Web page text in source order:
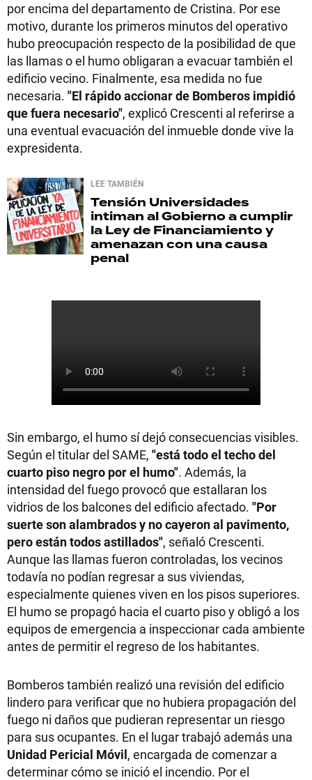
por encima del departamento de Cristina. Por ese
motivo, durante los primeros minutos del operativo
hubo preocupación respecto de la posibilidad de que
las llamas o el humo obligaran a evacuar también el
edificio vecino. Finalmente, esa medida no fue
necesaria. "El rápido accionar de Bomberos impidió
que fuera necesario", explicó Crescenti al referirse a
una eventual evacuación del inmueble donde vive la
expresidenta.
LEE TAMBIÉN
Tensión Universidades
intiman al Gobierno a cumplir
la Ley de Financiamiento y
amenazan con una causa
penal
Sin embargo, el humo sí dejó consecuencias visibles.
Según el titular del SAME, "está todo el techo del
cuarto piso negro por el humo". Además, la
intensidad del fuego provocó que estallaran los
vidrios de los balcones del edificio afectado. "Por
suerte son alambrados y no cayeron al pavimento,
pero están todos astillados", señaló Crescenti.
Aunque las llamas fueron controladas, los vecinos
todavía no podían regresar a sus viviendas,
especialmente quienes viven en los pisos superiores.
El humo se propagó hacia el cuarto piso y obligó a los
equipos de emergencia a inspeccionar cada ambiente
antes de permitir el regreso de los habitantes.
Bomberos también realizó una revisión del edificio
lindero para verificar que no hubiera propagación del
fuego ni daños que pudieran representar un riesgo
para sus ocupantes. En el lugar trabajó además una
Unidad Pericial Móvil, encargada de comenzar a
determinar cómo se inició el incendio. Por el